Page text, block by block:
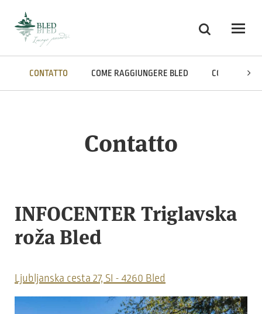
Ricerca
Odpri
CONTATTO COME RAGGIUNGERE BLED COME
Contatto
INFOCENTER Triglavska
roža Bled
Ljubljanska cesta 27, SI - 4260 Bled